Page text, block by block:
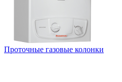
Проточные газовые колонки